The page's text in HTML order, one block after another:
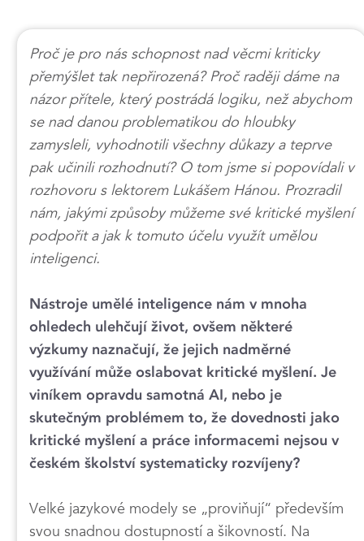
Proč je pro nás schopnost nad věcmi kriticky
přemýšlet tak nepřirozená? Proč raději dáme na
názor přítele, který postrádá logiku, než abychom
se nad danou problematikou do hloubky
zamysleli, vyhodnotili všechny důkazy a teprve
pak učinili rozhodnutí? O tom jsme si popovídali v
rozhovoru s lektorem Lukášem Hánou. Prozradil
nám, jakými způsoby můžeme své kritické myšlení
podpořit a jak k tomuto účelu využít umělou
inteligenci.
Nástroje umělé inteligence nám v mnoha
ohledech ulehčují život, ovšem některé
výzkumy naznačují, že jejich nadměrné
využívání může oslabovat kritické myšlení. Je
viníkem opravdu samotná AI, nebo je
skutečným problémem to, že dovednosti jako
kritické myšlení a práce informacemi nejsou v
českém školství systematicky rozvíjeny?
Velké jazykové modely se „proviňují“ především
svou snadnou dostupností a šikovností. Na